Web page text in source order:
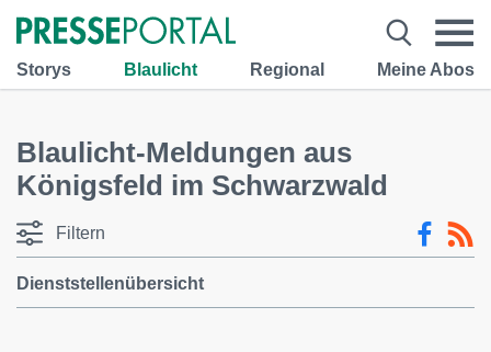
Storys Blaulicht Regional Meine Abos
Blaulicht-Meldungen aus
Königsfeld im Schwarzwald
Filtern
Dienststellenübersicht